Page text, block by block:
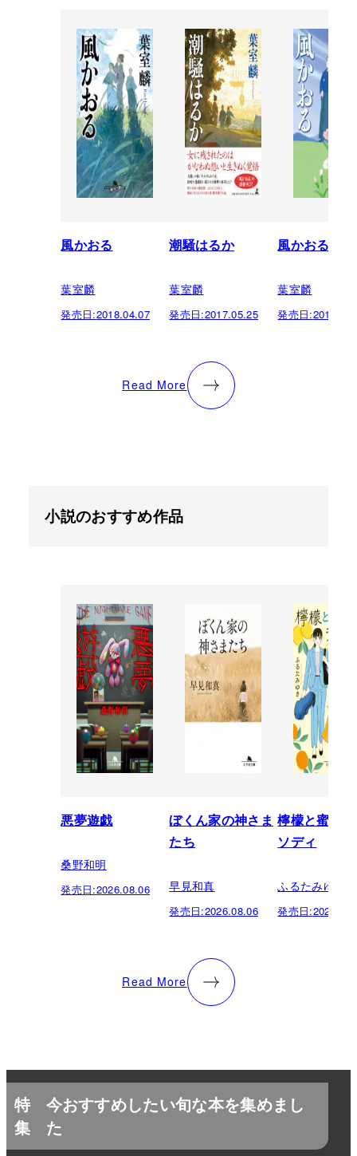
風かおる
葉室麟
発売日:2018.04.07
潮騒はるか
葉室麟
発売日:2017.05.25
風かおる
葉室麟
発売日:
Read More
小説のおすすめ作品
悪夢遊戯
桑野和明
発売日:2026.08.06
ぼくん家の神さま
たち
早見和真
発売日:2026.08.06
檸檬と蜜柑
ソディ
ふるたみゆき
発売日:
Read More
特
集
今おすすめしたい旬な本を集めまし
た